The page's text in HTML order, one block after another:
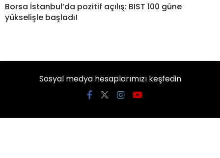
Borsa İstanbul’da pozitif açılış: BIST 100 güne
yükselişle başladı!
Sosyal medya hesaplarımızı keşfedin